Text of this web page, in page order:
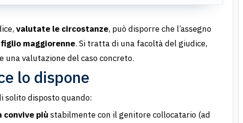
valutate le circostanze, può disporre che l’assegno
maggiorenne. Si tratta di una facoltà del giudice,
una valutazione del caso concreto.
lo dispone
solito disposto quando:
convive più stabilmente con il genitore collocatario (ad